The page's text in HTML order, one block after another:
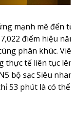
mạnh mẽ đến
điểm hiệu
phân khúc.
tế liên tục
bộ sạc Siêu
53 phút là có thể